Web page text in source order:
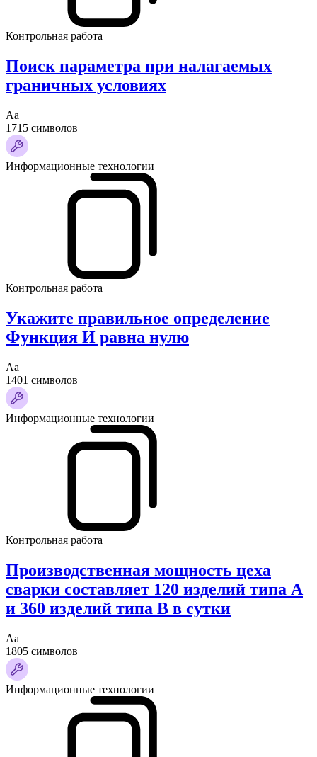
Контрольная работа
Поиск параметра при налагаемых
граничных условиях
Аа
1715 символов
Информационные технологии
Контрольная работа
Укажите правильное определение
Функция И равна нулю
Аа
1401 символов
Информационные технологии
Контрольная работа
Производственная мощность цеха
сварки составляет 120 изделий типа А
и 360 изделий типа В в сутки
Аа
1805 символов
Информационные технологии